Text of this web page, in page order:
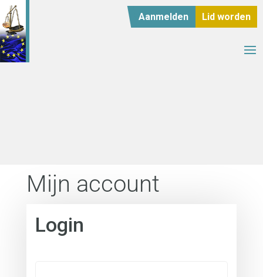
Aanmelden Lid worden
Mijn account
Login